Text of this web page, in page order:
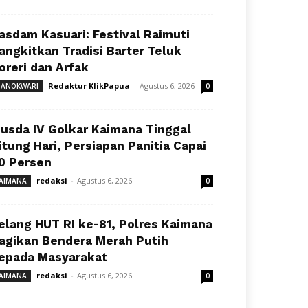
Kasuari: Festival Raimuti
Tradisi Barter Teluk
dan Arfak
Redaktur KlikPapua - Agustus 6, 2026 0
IV Golkar Kaimana Tinggal
Hari, Persiapan Panitia Capai
Persen
redaksi - Agustus 6, 2026 0
HUT RI ke-81, Polres Kaimana
Bendera Merah Putih
Masyarakat
redaksi - Agustus 6, 2026 0